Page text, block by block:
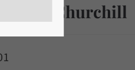
Churchill